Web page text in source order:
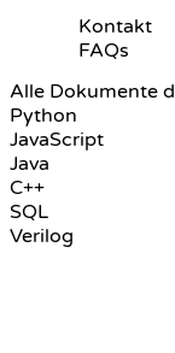
Kontakt
FAQs
Python
JavaScript
Java
C++
SQL
Verilog